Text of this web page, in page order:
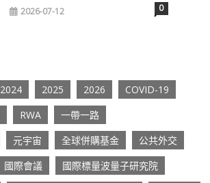
2026-07-12 0
2024 2025 2026
COVID-19
RWA
一帶一路
元宇宙 全球併購基金
公共外交
國際會議
國際標量波量子研究院